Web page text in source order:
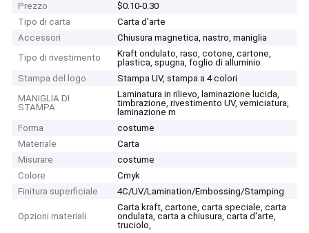
Prezzo
$0.10-0.30
Tipo di carta
Carta d'arte
Accessori
Chiusura magnetica, nastro, maniglia
Tipo di rivestimento
Kraft ondulato, raso, cotone, cartone,
plastica, spugna, foglio di alluminio
Stampa del logo
Stampa UV, stampa a 4 colori
MANIGLIA DI
STAMPA
Laminatura in rilievo, laminazione lucida,
timbrazione, rivestimento UV, verniciatura,
laminazione m
Forma
costume
Materiale
Carta
Misurare
costume
Colore
Cmyk
Finitura superficiale
4C/UV/Lamination/Embossing/Stamping
Opzioni materiali
Carta kraft, cartone, carta speciale, carta
ondulata, carta a chiusura, carta d'arte,
truciolo,